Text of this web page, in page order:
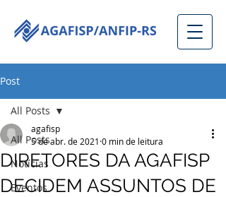
Post
All Posts
Notícias
Eventos
All Posts
DIRETORES DA AGAFISP
DECIDEM ASSUNTOS DE
agafisp
5 de abr. de 2021 0 min de leitura